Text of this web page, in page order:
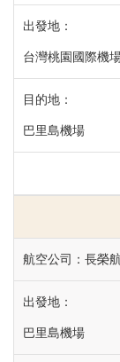
台灣桃園國際機
巴里島機場
長榮
巴里島機場